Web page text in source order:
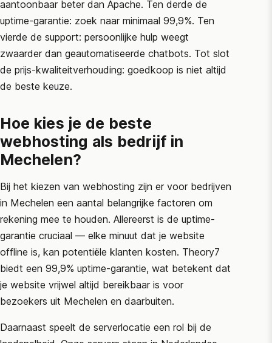
aantoonbaar beter dan Apache. Ten derde de
uptime-garantie: zoek naar minimaal 99,9%. Ten
vierde de support: persoonlijke hulp weegt
zwaarder dan geautomatiseerde chatbots. Tot slot
de prijs-kwaliteitverhouding: goedkoop is niet altijd
de beste keuze.
Hoe kies je de beste
webhosting als bedrijf in
Mechelen?
Bij het kiezen van webhosting zijn er voor bedrijven
in Mechelen een aantal belangrijke factoren om
rekening mee te houden. Allereerst is de uptime-
garantie cruciaal — elke minuut dat je website
offline is, kan potentiële klanten kosten. Theory7
biedt een 99,9% uptime-garantie, wat betekent dat
je website vrijwel altijd bereikbaar is voor
bezoekers uit Mechelen en daarbuiten.
Daarnaast speelt de serverlocatie een rol bij de